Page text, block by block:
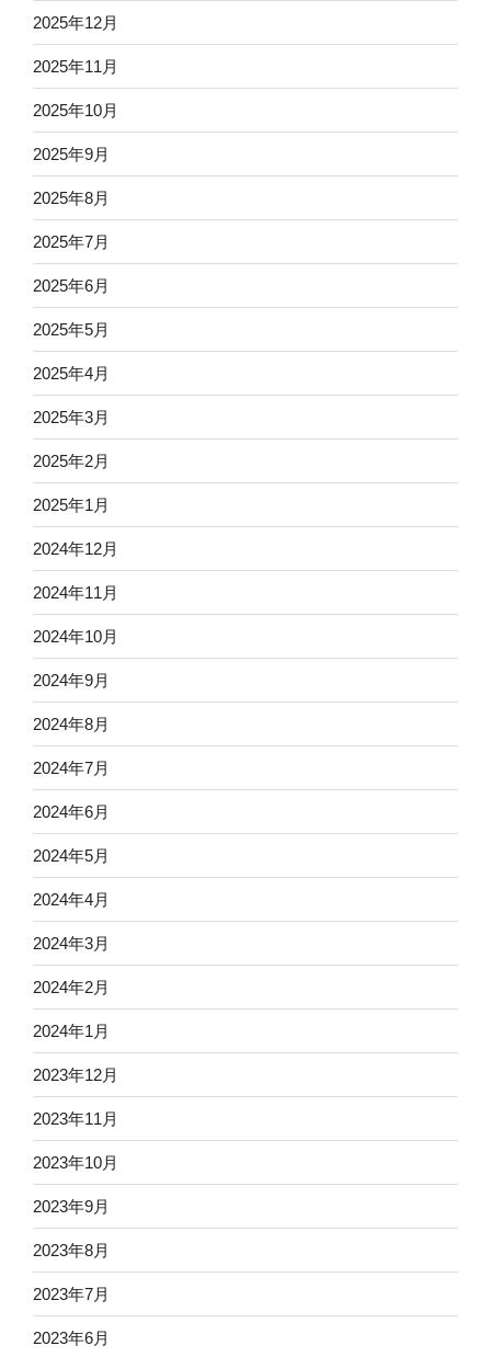
2025年12月
2025年11月
2025年10月
2025年9月
2025年8月
2025年7月
2025年6月
2025年5月
2025年4月
2025年3月
2025年2月
2025年1月
2024年12月
2024年11月
2024年10月
2024年9月
2024年8月
2024年7月
2024年6月
2024年5月
2024年4月
2024年3月
2024年2月
2024年1月
2023年12月
2023年11月
2023年10月
2023年9月
2023年8月
2023年7月
2023年6月